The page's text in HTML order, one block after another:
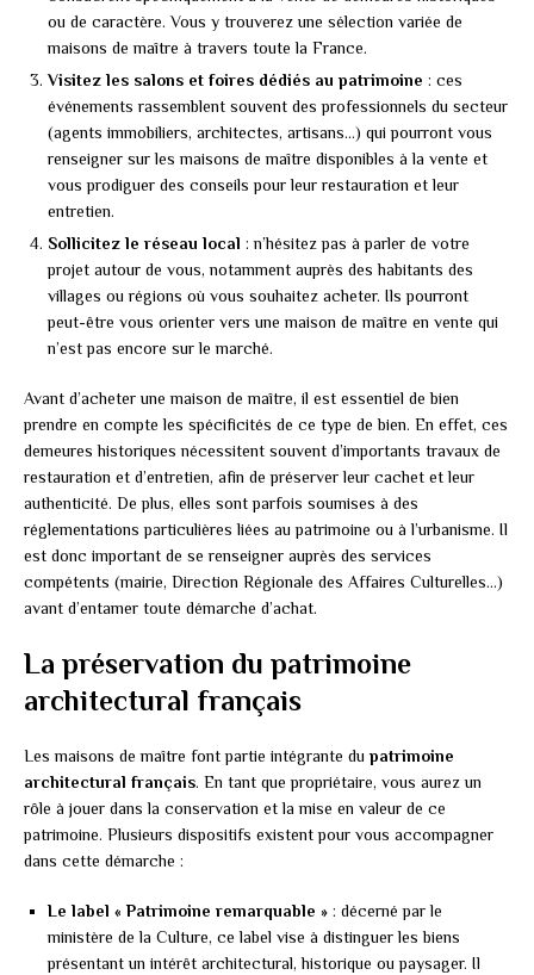
ou de caractère. Vous y trouverez une sélection variée de
maisons de maître à travers toute la France.
Visitez les salons et foires dédiés au patrimoine : ces
événements rassemblent souvent des professionnels du secteur
(agents immobiliers, architectes, artisans…) qui pourront vous
renseigner sur les maisons de maître disponibles à la vente et
vous prodiguer des conseils pour leur restauration et leur
entretien.
Sollicitez le réseau local : n’hésitez pas à parler de votre
projet autour de vous, notamment auprès des habitants des
villages ou régions où vous souhaitez acheter. Ils pourront
peut-être vous orienter vers une maison de maître en vente qui
n’est pas encore sur le marché.
Avant d’acheter une maison de maître, il est essentiel de bien
prendre en compte les spécificités de ce type de bien. En effet, ces
demeures historiques nécessitent souvent d’importants travaux de
restauration et d’entretien, afin de préserver leur cachet et leur
authenticité. De plus, elles sont parfois soumises à des
réglementations particulières liées au patrimoine ou à l’urbanisme. Il
est donc important de se renseigner auprès des services
compétents (mairie, Direction Régionale des Affaires Culturelles…)
avant d’entamer toute démarche d’achat.
La préservation du patrimoine
architectural français
Les maisons de maître font partie intégrante du patrimoine
architectural français. En tant que propriétaire, vous aurez un
rôle à jouer dans la conservation et la mise en valeur de ce
patrimoine. Plusieurs dispositifs existent pour vous accompagner
dans cette démarche :
Le label « Patrimoine remarquable » : décerné par le
ministère de la Culture, ce label vise à distinguer les biens
présentant un intérêt architectural, historique ou paysager. Il